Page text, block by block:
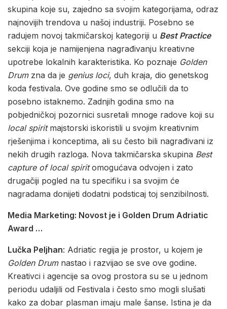
skupina koje su, zajedno sa svojim kategorijama, odraz
najnovijih trendova u našoj industriji. Posebno se
radujem novoj takmičarskoj kategoriji u Best Practice
sekciji koja je namijenjena nagrađivanju kreativne
upotrebe lokalnih karakteristika. Ko poznaje Golden
Drumzna da je genius loci, duh kraja, dio genetskog
koda festivala. Ove godine smo se odlučili da to
posebno istaknemo. Zadnjih godina smo na
pobjedničkoj pozornici susretali mnoge radove koji su
local spiritmajstorski iskoristili u svojim kreativnim
rješenjima i konceptima, ali su često bili nagrađivani iz
nekih drugih razloga. Nova takmičarska skupina Best
capture of local spiritomogućava odvojen i zato
drugačiji pogled na tu specifiku i sa svojim će
nagradama donijeti dodatni podsticaj toj senzibilnosti.
Media Marketing: Novost je i Golden Drum Adriatic
Award …
Lučka Peljhan: Adriatic regija je prostor, u kojem je
Golden Drumnastao i razvijao se sve ove godine.
Kreativci i agencije sa ovog prostora su se u jednom
periodu udaljili od Festivala i često smo mogli slušati
kako za dobar plasman imaju male šanse. Istina je da